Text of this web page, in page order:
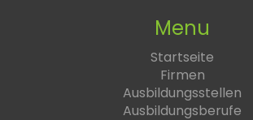
Menu
Startseite
Firmen
Ausbildungsstellen
Ausbildungsberufe